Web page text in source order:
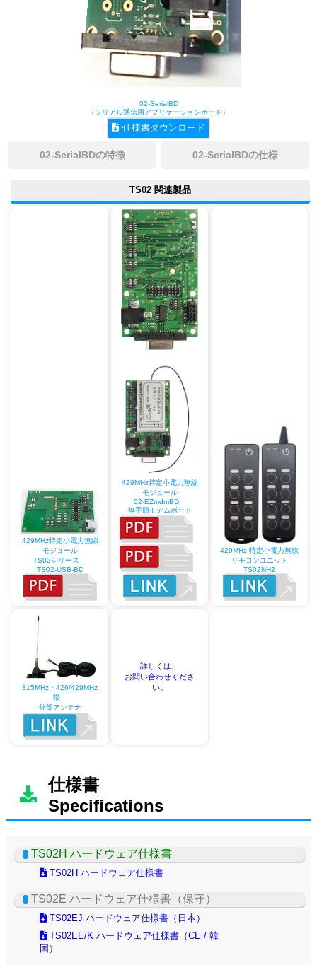
02-SerialBD
（シリアル通信用アプリケーションボード）
仕様書ダウンロード
02-SerialBDの特徴 02-SerialBDの仕様
TS02 関連製品
429MHz特定小電力無線
モジュール
TS02シリーズ
TS02-USB-BD
429MHz特定小電力無線
モジュール
02-EZmdmBD
無手順モデムボード
429MHz 特定小電力無線
リモコンユニット
TS02NH2
315MHz・426/429MHz
帯
外部アンテナ
詳しくは、
お問い合わせくださ
い。
仕様書
Specifications